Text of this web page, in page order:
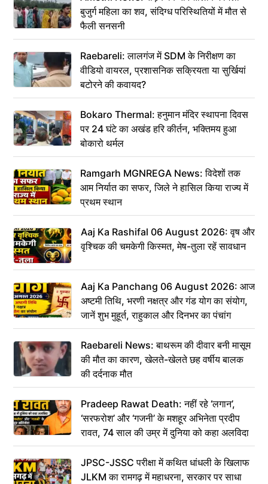
बुजुर्ग महिला का शव, संदिग्ध परिस्थितियों में मौत से
फैली सनसनी
Raebareli: लालगंज में SDM के निरीक्षण का
वीडियो वायरल, प्रशासनिक सक्रियता या सुर्खियां
बटोरने की कवायद?
Bokaro Thermal: हनुमान मंदिर स्थापना दिवस
पर 24 घंटे का अखंड हरि कीर्तन, भक्तिमय हुआ
बोकारो थर्मल
Ramgarh MGNREGA News: विदेशों तक
आम निर्यात का सफर, जिले ने हासिल किया राज्य में
प्रथम स्थान
Aaj Ka Rashifal 06 August 2026: वृष और
वृश्चिक की चमकेगी किस्मत, मेष-तुला रहें सावधान
Aaj Ka Panchang 06 August 2026: आज
अष्टमी तिथि, भरणी नक्षत्र और गंड योग का संयोग,
जानें शुभ मुहूर्त, राहुकाल और दिनभर का पंचांग
Raebareli News: बाथरूम की दीवार बनी मासूम
की मौत का कारण, खेलते-खेलते छह वर्षीय बालक
की दर्दनाक मौत
Pradeep Rawat Death: नहीं रहे ‘लगान’,
‘सरफरोश’ और ‘गजनी’ के मशहूर अभिनेता प्रदीप
रावत, 74 साल की उम्र में दुनिया को कहा अलविदा
JPSC-JSSC परीक्षा में कथित धांधली के खिलाफ
JLKM का रामगढ़ में महाधरना, सरकार पर साधा